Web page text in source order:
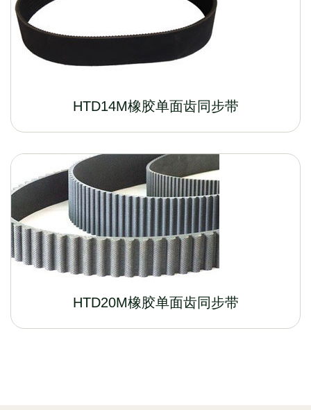
HTD14M橡胶单面齿同步带
HTD20M橡胶单面齿同步带